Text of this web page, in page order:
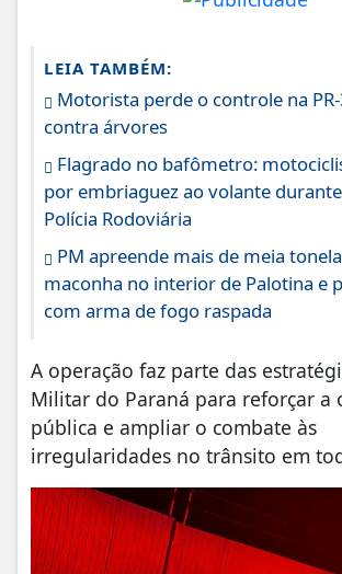
LEIA TAMBÉM:
Motorista perde o controle na
contra árvores
Flagrado no bafômetro:
por embriaguez ao volante
Polícia Rodoviária
PM apreende mais de meia
maconha no interior de Palotina e
com arma de fogo raspada
A operação faz parte das
Militar do Paraná para reforçar a
pública e ampliar o combate às
irregularidades no trânsito em